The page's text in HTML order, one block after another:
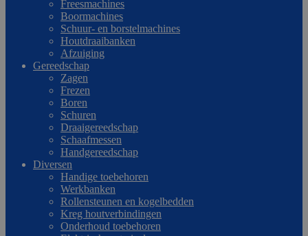
Freesmachines
Boormachines
Schuur- en borstelmachines
Houtdraaibanken
Afzuiging
Gereedschap
Zagen
Frezen
Boren
Schuren
Draaigereedschap
Schaafmessen
Handgereedschap
Diversen
Handige toebehoren
Werkbanken
Rollensteunen en kogelbedden
Kreg houtverbindingen
Onderhoud toebehoren